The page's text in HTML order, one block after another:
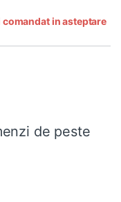
comandat in asteptare
de peste